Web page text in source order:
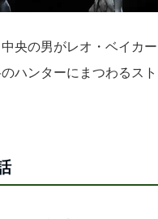
央の男がレオ・ベイカー
ハンターにまつわるスト